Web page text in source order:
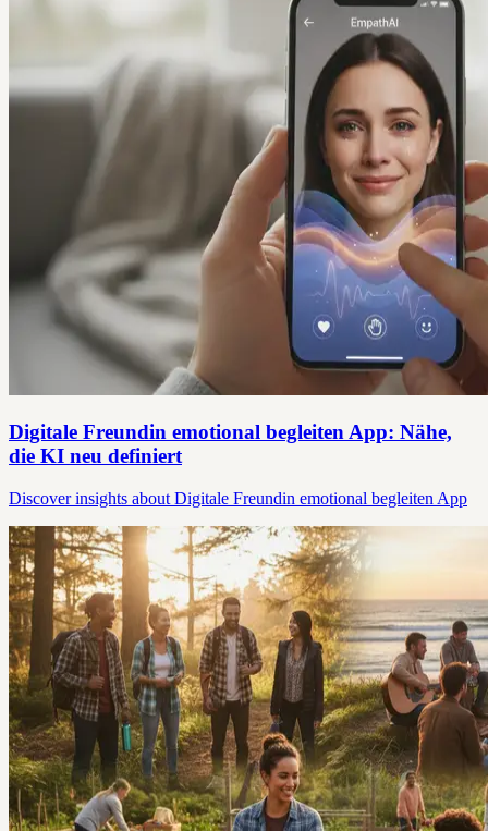
Digitale Freundin emotional begleiten App: Nähe,
die KI neu definiert
Discover insights about Digitale Freundin emotional begleiten App